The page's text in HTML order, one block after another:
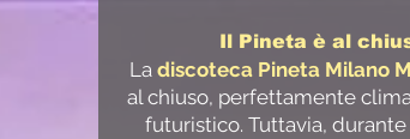
Il Pineta è al
La discoteca Pineta Milano
al chiuso, perfettamente
futuristico. Tuttavia, durante